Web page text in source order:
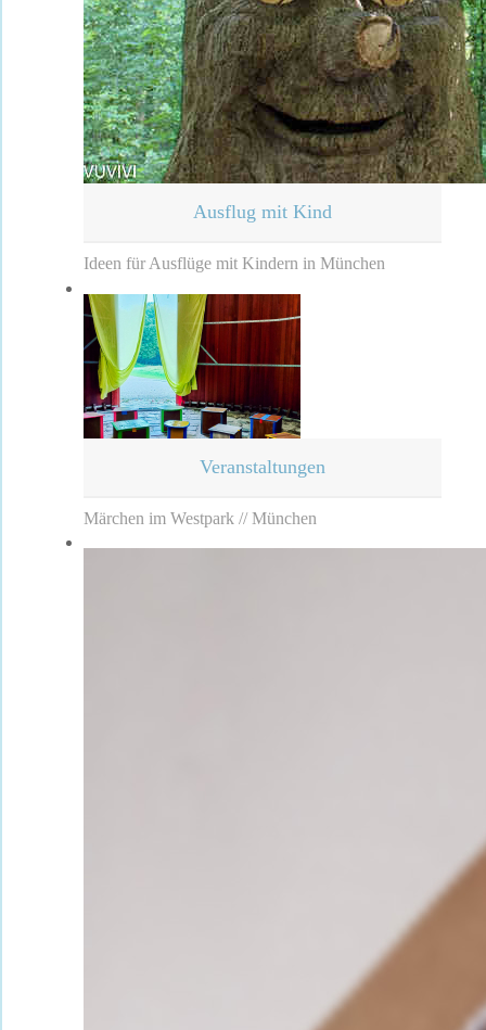
Ausflug mit Kind
Ideen für Ausflüge mit Kindern in München
Veranstaltungen
Märchen im Westpark // München